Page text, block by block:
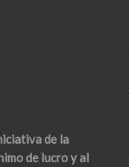
de la
de lucro y al